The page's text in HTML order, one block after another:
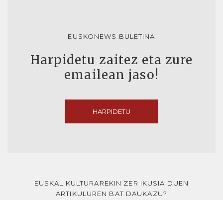
EUSKONEWS BULETINA
Harpidetu zaitez eta zure
emailean jaso!
HARPIDETU
EUSKAL KULTURAREKIN ZER IKUSIA DUEN
ARTIKULUREN BAT DAUKAZU?